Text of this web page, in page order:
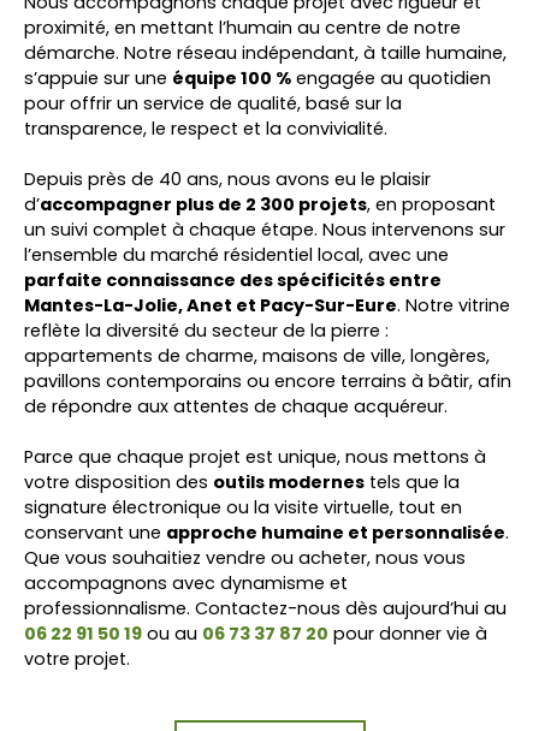
proximité, en mettant l’humain au centre de notre
démarche. Notre réseau indépendant, à taille humaine,
s’appuie sur une équipe 100 % engagée au quotidien
pour offrir un service de qualité, basé sur la
transparence, le respect et la convivialité.
Depuis près de 40 ans, nous avons eu le plaisir
d’accompagner plus de 2 300 projets, en proposant
un suivi complet à chaque étape. Nous intervenons sur
l’ensemble du marché résidentiel local, avec une
parfaite connaissance des spécificités entre
Mantes-La-Jolie, Anet et Pacy-Sur-Eure. Notre vitrine
reflète la diversité du secteur de la pierre :
appartements de charme, maisons de ville, longères,
pavillons contemporains ou encore terrains à bâtir, afin
de répondre aux attentes de chaque acquéreur.
Parce que chaque projet est unique, nous mettons à
votre disposition des outils modernes tels que la
signature électronique ou la visite virtuelle, tout en
conservant une approche humaine et personnalisée.
Que vous souhaitiez vendre ou acheter, nous vous
accompagnons avec dynamisme et
professionnalisme. Contactez-nous dès aujourd’hui au
06 22 91 50 19 ou au 06 73 37 87 20 pour donner vie à
votre projet.